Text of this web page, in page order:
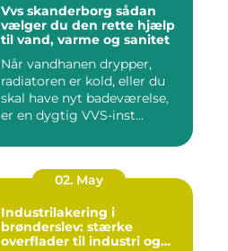
Vvs skanderborg sådan
vælger du den rette hjælp
til vand, varme og sanitet
Når vandhanen drypper,
radiatoren er kold, eller du
skal have nyt badeværelse,
er en dygtig VVS-inst...
02. May
Industrilakering i
brønderslev: stærke
overflader til industri og